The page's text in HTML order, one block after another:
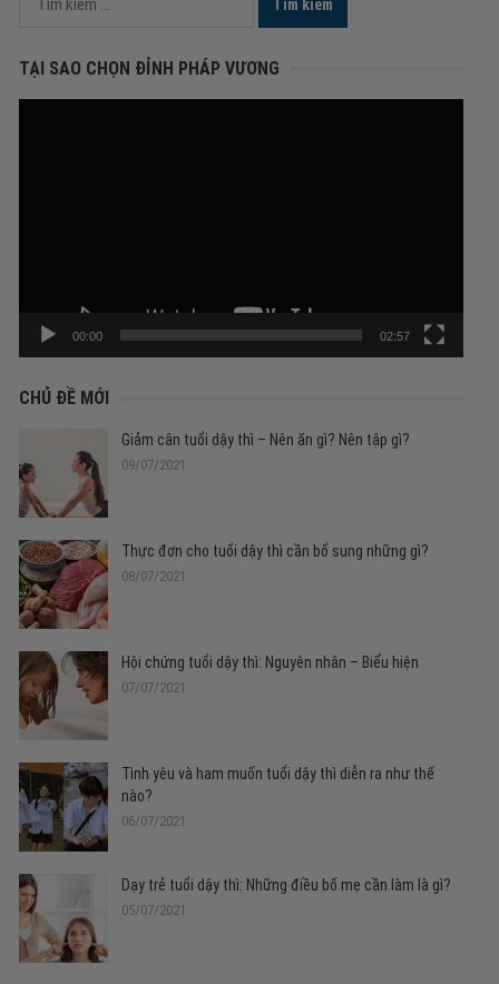
TẠI SAO CHỌN ĐỈNH PHÁP VƯƠNG
00:00 02:57
CHỦ ĐỀ MỚI
Giảm cân tuổi dậy thì – Nên ăn gì? Nên tập gì?
09/07/2021
Thực đơn cho tuổi dậy thì cần bổ sung những gì?
08/07/2021
Hội chứng tuổi dậy thì: Nguyên nhân – Biểu hiện
07/07/2021
Tình yêu và ham muốn tuổi dậy thì diễn ra như thế
nào?
06/07/2021
Dạy trẻ tuổi dậy thì: Những điều bố mẹ cần làm là gì?
05/07/2021